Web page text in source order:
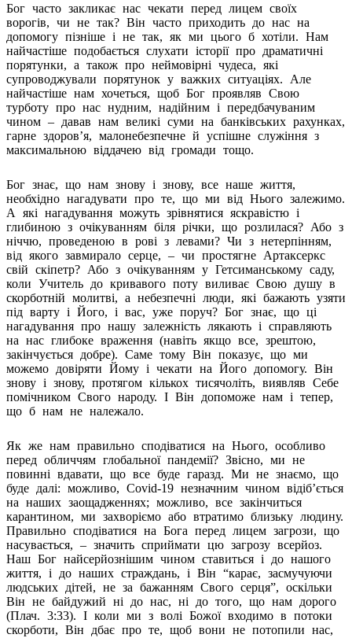
Бог часто закликає нас чекати перед лицем своїх
ворогів, чи не так? Він часто приходить до нас на
допомогу пізніше і не так, як ми цього б хотіли. Нам
найчастіше подобається слухати історії про драматичні
порятунки, а також про неймовірні чудеса, які
супроводжували порятунок у важких ситуаціях. Але
найчастіше нам хочеться, щоб Бог проявляв Свою
турботу про нас нудним, надійним і передбачуваним
чином – давав нам великі суми на банківських рахунках,
гарне здоров’я, малонебезпечне й успішне служіння з
максимальною віддачею від громади тощо.
Бог знає, що нам знову і знову, все наше життя,
необхідно нагадувати про те, що ми від Нього залежимо.
А які нагадування можуть зрівнятися яскравістю і
глибиною з очікуванням біля річки, що розлилася? Або з
ніччю, проведеною в рові з левами? Чи з нетерпінням,
від якого завмирало серце, – чи простягне Артаксеркс
свій скіпетр? Або з очікуванням у Гетсиманському саду,
коли Учитель до кривавого поту виливає Свою душу в
скорботній молитві, а небезпечні люди, які бажають узяти
під варту і Його, і вас, уже поруч? Бог знає, що ці
нагадування про нашу залежність лякають і справляють
на нас глибоке враження (навіть якщо все, зрештою,
закінчується добре). Саме тому Він показує, що ми
можемо довіряти Йому і чекати на Його допомогу. Він
знову і знову, протягом кількох тисячоліть, виявляв Себе
помічником Свого народу. І Він допоможе нам і тепер,
що б нам не належало.
Як же нам правильно сподіватися на Нього, особливо
перед обличчям глобальної пандемії? Звісно, ми не
повинні вдавати, що все буде гаразд. Ми не знаємо, що
буде далі: можливо, Covid-19 незначним чином відіб’ється
на наших заощадженнях; можливо, все закінчиться
карантином, ми захворіємо або втратимо близьку людину.
Правильно сподіватися на Бога перед лицем загрози, що
насувається, – значить сприймати цю загрозу всерйоз.
Наш Бог найсерйознішим чином ставиться і до нашого
життя, і до наших страждань, і Він “карає, засмучуючи
людських дітей, не за бажанням Свого серця”, оскільки
Він не байдужий ні до нас, ні до того, що нам дорого
(Плач. 3:33). І коли ми з волі Божої входимо в потоки
скорботи, Він дбає про те, щоб вони не потопили нас,